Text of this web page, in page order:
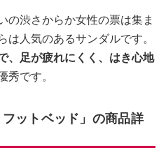
の渋さからか女性の票は集ま
は人気のあるサンダルです。
、足が疲れにくく、はき心地
秀です。
ットベッド」の商品詳